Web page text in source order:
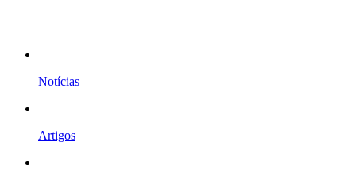
Notícias
Artigos